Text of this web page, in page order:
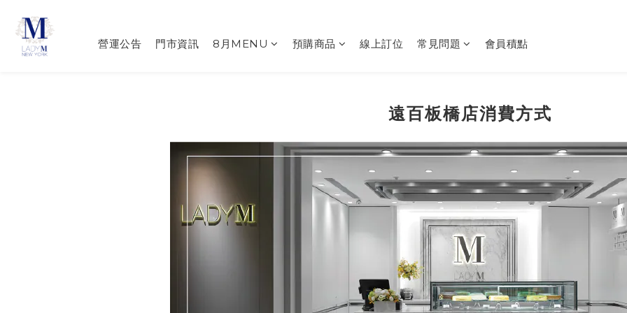
營運公告 門市資訊 8月MENU 預購商品 線上訂位 常見問題 會員積點
遠百板橋店消費方式